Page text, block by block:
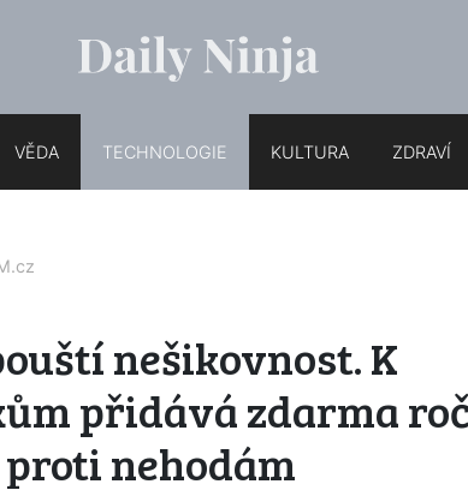
VĚDA TECHNOLOGIE KULTURA ZDRAVÍ
nešikovnost. K
přidává zdarma
nehodám